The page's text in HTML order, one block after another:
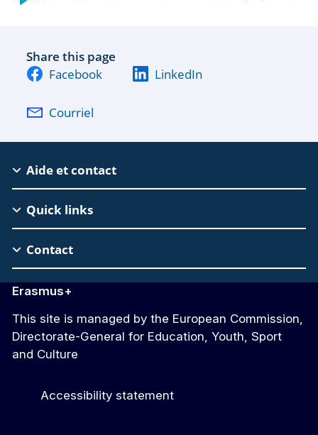
Share this page
Facebook
LinkedIn
Courriel
EAC
Footer
Aide et contact
Quick links
Contact
Erasmus+
This site is managed by the European Commission,
Directorate-General for Education, Youth, Sport
and Culture
Accessibility statement